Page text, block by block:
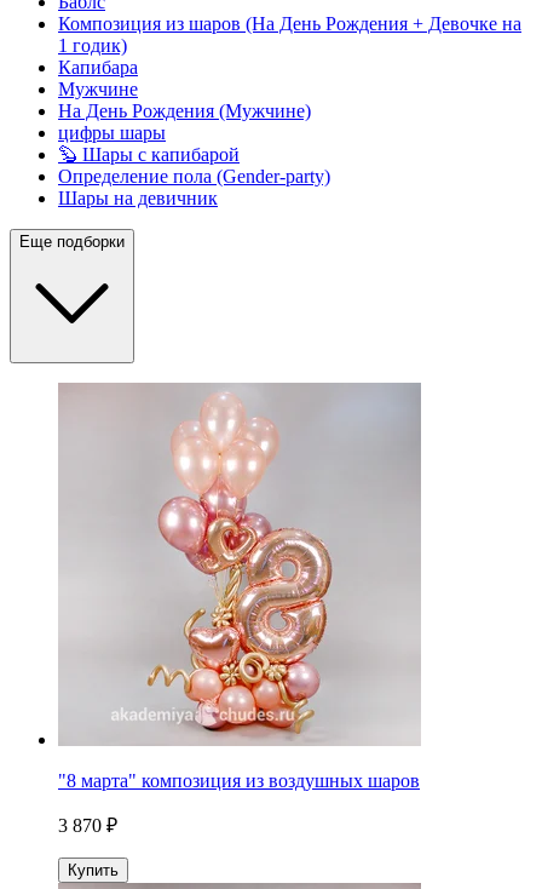
Композиция из шаров (На День Рождения + Девочке на
1 годик)
Капибара
Мужчине
На День Рождения (Мужчине)
цифры шары
🦫 Шары с капибарой
Определение пола (Gender-party)
Шары на девичник
Еще подборки
"8 марта" композиция из воздушных шаров
3 870 ₽
Купить